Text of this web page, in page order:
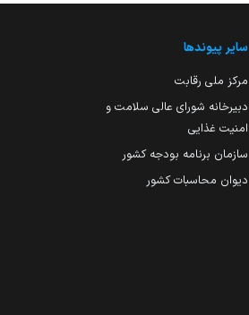
سایر پیوندها
مرکز ملی رقابت
دبیرخانه شورای عالی سلامت و
امنیت غذایی
سازمان برنامه بودجه کشور
دیوان محاسبات کشور